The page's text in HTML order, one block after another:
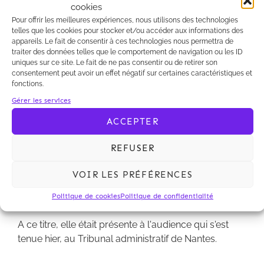
cookies
Pour offrir les meilleures expériences, nous utilisons des technologies
telles que les cookies pour stocker et/ou accéder aux informations des
appareils. Le fait de consentir à ces technologies nous permettra de
traiter des données telles que le comportement de navigation ou les ID
uniques sur ce site. Le fait de ne pas consentir ou de retirer son
consentement peut avoir un effet négatif sur certaines caractéristiques et
fonctions.
Gérer les services
ACCEPTER
REFUSER
VOIR LES PRÉFÉRENCES
Politique de cookiesPolitique de confidentialité
tenue hier, au Tribunal administratif de Nantes.
Résumé de l'audience par Télénantes
Kalliopé assiste la société Aéroport du Grand Ouest
autorisations environnementales du projet
sur l'eau et dérogation espèces protégées) et du
du programme de réaménagement des voiries.
A ce titre, elle était présente à l'audience qui s'est
tenue hier, au Tribunal administratif de Nantes.